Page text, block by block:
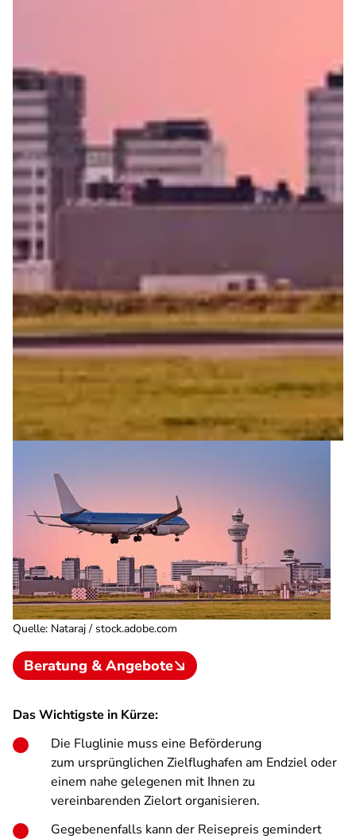
Quelle: Nataraj / stock.adobe.com
Beratung & Angebote
Das Wichtigste in Kürze:
Die Fluglinie muss eine Beförderung
zum ursprünglichen Zielflughafen am Endziel oder
einem nahe gelegenen mit Ihnen zu
vereinbarenden Zielort organisieren.
Gegebenenfalls kann der Reisepreis gemindert